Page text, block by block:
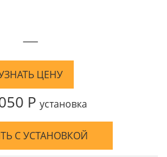
—
ЦЕНУ
Р установка
С УСТАНОВКОЙ